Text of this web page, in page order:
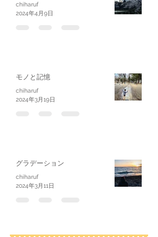
chiharuf
2024年4月9日
モノと記憶
chiharuf
2024年3月19日
グラデーション
chiharuf
2024年3月11日